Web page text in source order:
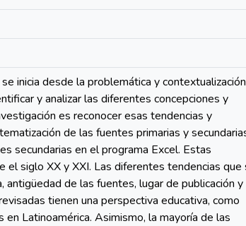
inicia desde la problemática y contextualización
y analizar las diferentes concepciones y
es reconocer esas tendencias y
de las fuentes primarias y
secundarias en el programa Excel. Estas
siglo XX y XXI. Las diferentes tendencias que
de las fuentes, lugar de publicación y
tienen una perspectiva educativa, como
Latinoamérica. Asimismo, la mayoría de las